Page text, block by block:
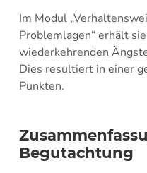
Im Modul
Problemlagen“ erhält
wiederkehrenden
Dies resultiert in einer
Punkten.
Begutachtung